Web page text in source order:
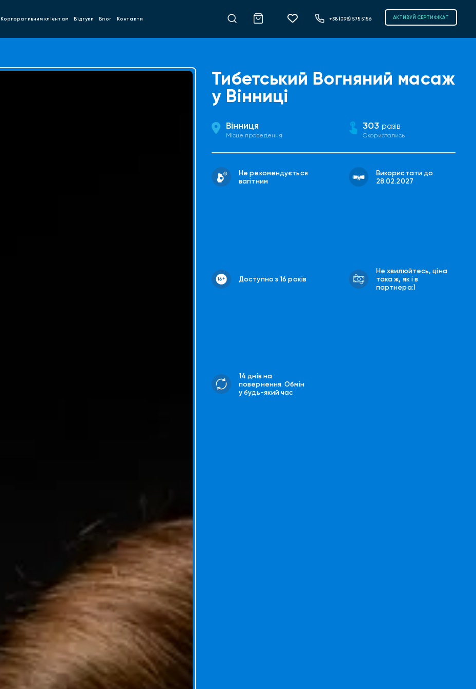
Корпоративним клієнтам Відгуки Блог Контакти +38 (098) 575 5156 АКТИВУЙ СЕРТИФІКАТ
Тибетський Вогняний масаж
у Вінниці
Вінниця
Місце проведення
303 разів
Скористались
Не рекомендується
вагітним
Використати до
28.02.2027
Доступно з 16 років
Не хвилюйтесь, ціна
така ж, як і в
партнера:)
14 днів на
повернення. Обмін
у будь-який час